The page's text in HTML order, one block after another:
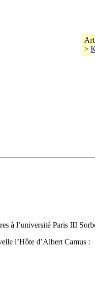
>
à l’université Paris III
l’Hôte d’Albert Camus :